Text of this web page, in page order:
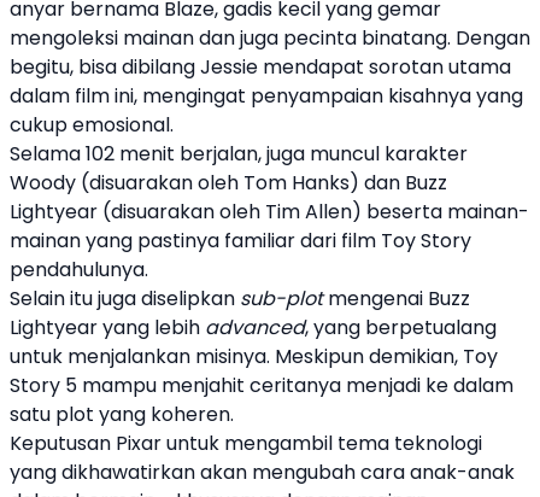
anyar bernama Blaze, gadis kecil yang gemar
mengoleksi mainan dan juga pecinta binatang. Dengan
begitu, bisa dibilang Jessie mendapat sorotan utama
dalam film ini, mengingat penyampaian kisahnya yang
cukup emosional.
Selama 102 menit berjalan, juga muncul karakter
Woody (disuarakan oleh Tom Hanks) dan Buzz
Lightyear (disuarakan oleh Tim Allen) beserta mainan-
mainan yang pastinya familiar dari film Toy Story
pendahulunya.
Selain itu juga diselipkan sub-plotmengenai Buzz
Lightyear yang lebih advanced, yang berpetualang
untuk menjalankan misinya. Meskipun demikian, Toy
Story 5 mampu menjahit ceritanya menjadi ke dalam
satu plot yang koheren.
Keputusan Pixaruntuk mengambil tema teknologi
yang dikhawatirkan akan mengubah cara anak-anak